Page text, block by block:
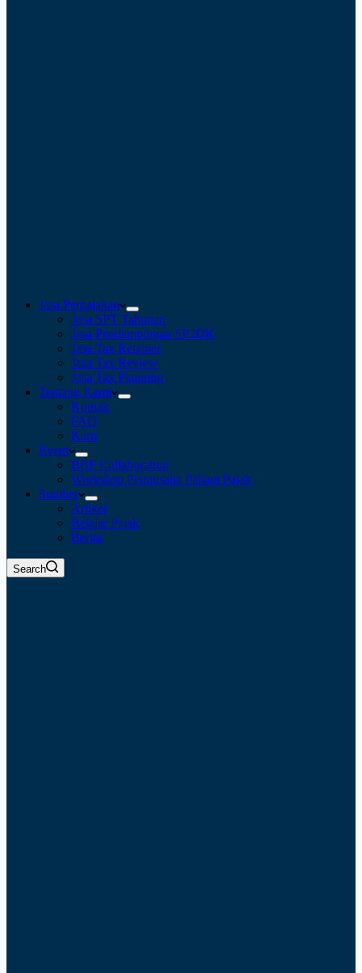
Jasa Perpajakan
Jasa SPT Tahunan
Jasa Pendampingan SP2DK
Jasa Tax Retainer
Jasa Tax Review
Jasa Tax Planning
Tentang Kami
Kontak
FAQ
Karir
Event
BBF Collaboration
Workshop Pengusaha Paham Pajak
Sumber
Artikel
Belajar Pajak
Berita
Search